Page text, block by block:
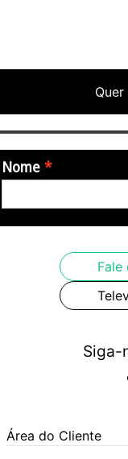
Nome
Fale
Siga-
Área do Cliente